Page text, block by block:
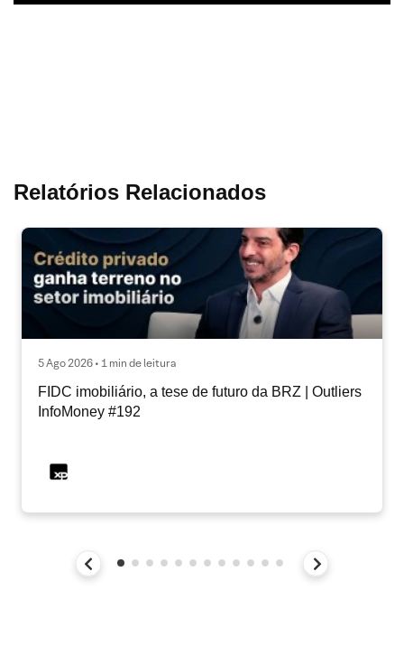
Relatórios Relacionados
5 Ago 2026 • 1 min de leitura
FIDC imobiliário, a tese de futuro da BRZ | Outliers
InfoMoney #192